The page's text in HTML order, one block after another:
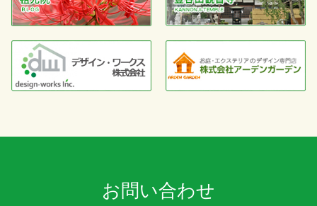
お問い合わせ